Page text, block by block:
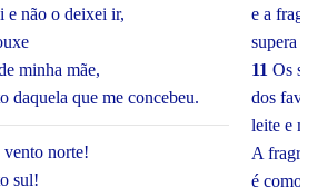
e a
supera o
11 Os
dos favos
leite e mel
A
é como a
e não o deixei ir,
minha mãe,
daquela que me concebeu.
norte!
sul!